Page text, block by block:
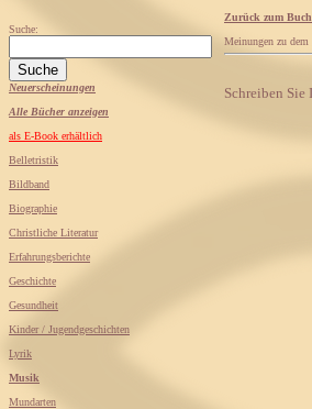
Suche:
Neuerscheinungen
Alle Bücher anzeigen
als E-Book erhältlich
Belletristik
Bildband
Biographie
Christliche Literatur
Erfahrungsberichte
Geschichte
Gesundheit
Kinder / Jugendgeschichten
Lyrik
Musik
Mundarten
Zurück zum Buch
Meinungen zu
Schreiben